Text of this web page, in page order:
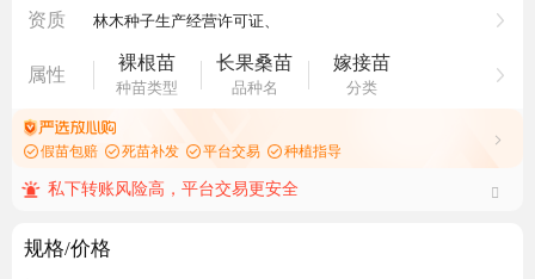
资质 林木种子生产经营许可证、
属性
裸根苗
种苗类型
长果桑苗
品种名
嫁接苗
分类
假苗包赔 死苗补发 平台交易 种植指导
私下转账风险高，平台交易更安全
规格/价格